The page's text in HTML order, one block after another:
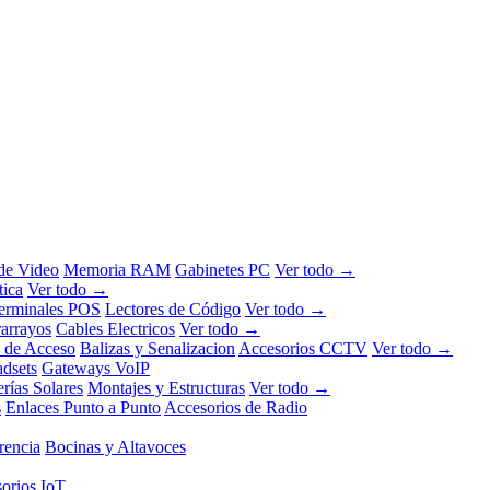
Video Memoria RAM Gabinetes PC Ver todo →
Ver todo →
POS Lectores de Código Ver todo →
Cables Electricos Ver todo →
Acceso Balizas y Senalizacion Accesorios CCTV Ver todo →
Gateways VoIP
Solares Montajes y Estructuras Ver todo →
Enlaces Punto a Punto Accesorios de Radio
Bocinas y Altavoces
IoT